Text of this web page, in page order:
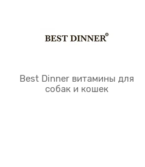
Best Dinner витамины для
собак и кошек